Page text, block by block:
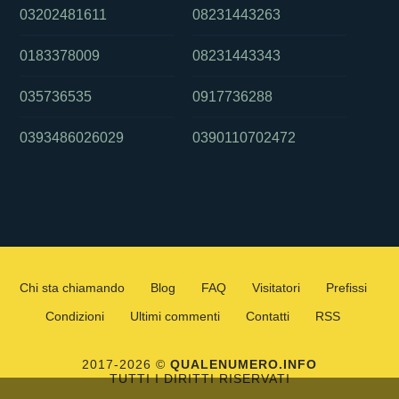
03202481611
0183378009
035736535
0393486026029
08231443263
08231443343
0917736288
0390110702472
Chi sta chiamando Blog FAQ Visitatori
Prefissi
Condizioni
Ultimi commenti Contatti RSS
2017-2026 © QUALENUMERO.INFO
TUTTI I DIRITTI RISERVATI